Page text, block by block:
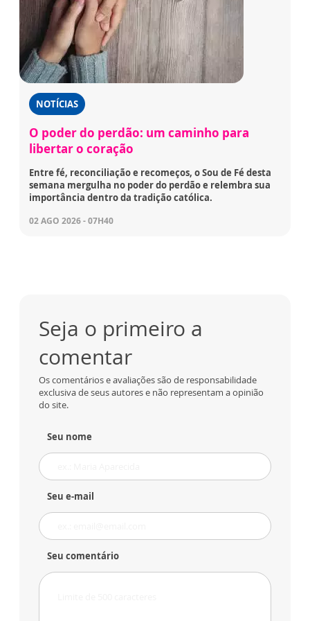
NOTÍCIAS
O poder do perdão: um caminho para
libertar o coração
Entre fé, reconciliação e recomeços, o Sou de Fé desta
semana mergulha no poder do perdão e relembra sua
importância dentro da tradição católica.
02 AGO 2026 - 07H40
Seja o primeiro a
comentar
Os comentários e avaliações são de responsabilidade
exclusiva de seus autores e não representam a opinião
do site.
Seu nome
Seu e-mail
Seu comentário